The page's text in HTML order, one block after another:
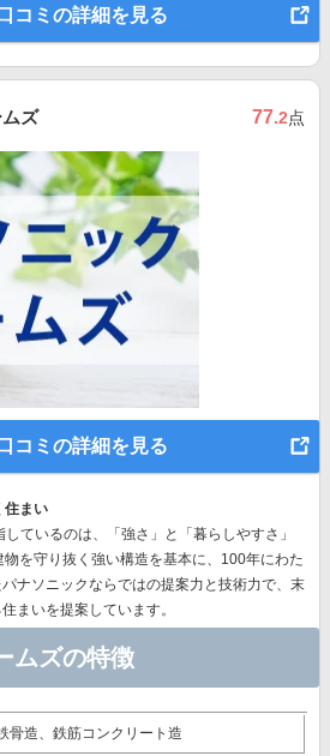
コミの詳細を見る
ズ 77.2点
コミの詳細を見る
住まい
ているのは、「強さ」と「暮らしやすさ」
を守り抜く強い構造を基本に、 100年にわた
ナソニックならではの提案力と技術力で、末
まいを提案しています。
ムズの特徴
骨造、鉄筋コンクリート造